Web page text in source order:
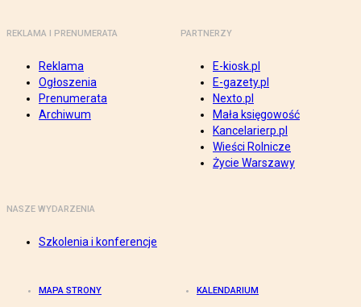
REKLAMA I PRENUMERATA
Reklama
Ogłoszenia
Prenumerata
Archiwum
PARTNERZY
E-kiosk.pl
E-gazety.pl
Nexto.pl
Mała księgowość
Kancelarierp.pl
Wieści Rolnicze
Życie Warszawy
NASZE WYDARZENIA
Szkolenia i konferencje
MAPA STRONY KALENDARIUM